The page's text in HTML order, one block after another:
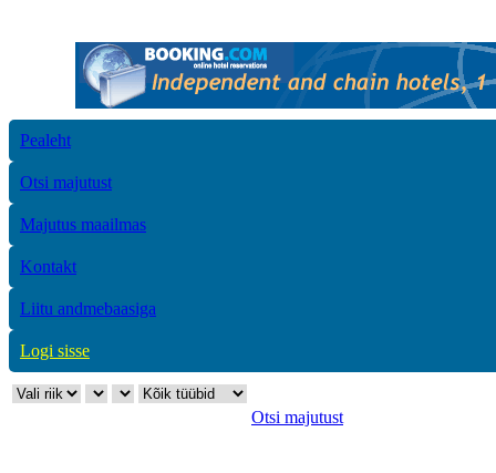
Pealeht
Otsi majutust
Majutus maailmas
Kontakt
Liitu andmebaasiga
Logi sisse
Otsi majutust